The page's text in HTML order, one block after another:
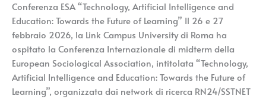
Conferenza ESA “Technology, Artificial Intelligence and
Education: Towards the Future of Learning” Il 26 e 27
febbraio 2026, la Link Campus University di Roma ha
ospitato la Conferenza Internazionale di midterm della
European Sociological Association, intitolata “Technology,
Artificial Intelligence and Education: Towards the Future of
Learning”, organizzata dai network di ricerca RN24/SSTNET